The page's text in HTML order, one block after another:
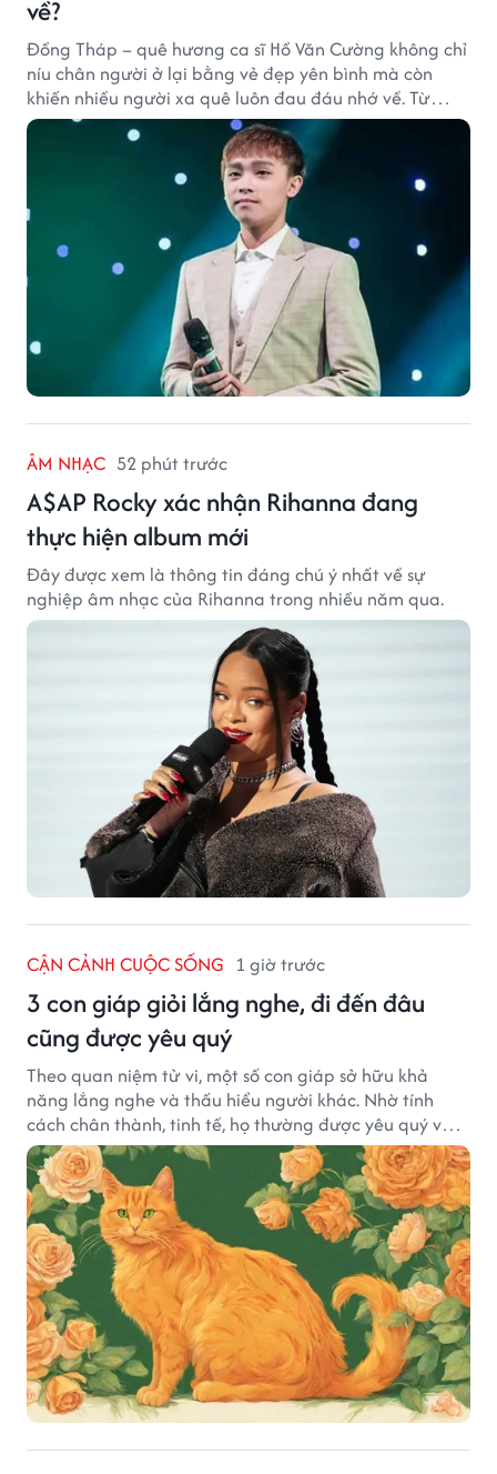
về?
Đồng Tháp – quê hương ca sĩ Hồ Văn Cường không chỉ
níu chân người ở lại bằng vẻ đẹp yên bình mà còn
khiến nhiều người xa quê luôn đau đáu nhớ về. Từ
cảnh sắc, ẩm thực đến tình người mộc mạc, tất cả tạo
nên sức hút rất riêng của vùng đất sen hồng.
ÂM NHẠC 52 phút trước
A$AP Rocky xác nhận Rihanna đang
thực hiện album mới
Đây được xem là thông tin đáng chú ý nhất về sự
nghiệp âm nhạc của Rihanna trong nhiều năm qua.
CẬN CẢNH CUỘC SỐNG 1 giờ trước
3 con giáp giỏi lắng nghe, đi đến đâu
cũng được yêu quý
Theo quan niệm tử vi, một số con giáp sở hữu khả
năng lắng nghe và thấu hiểu người khác. Nhờ tính
cách chân thành, tinh tế, họ thường được yêu quý và
tạo dựng nhiều mối quan hệ tốt đẹp.